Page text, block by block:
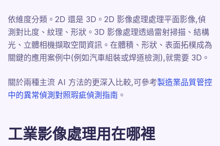
依維度分類。2D 還是 3D。2D 影像處理處理平面影像,偵
測對比度、紋理、形狀。3D 影像處理透過雷射掃描、結構
光、立體相機擷取空間資訊。在體積、形狀、表面拓樸成為
關鍵的應用案例中(例如汽車組裝或焊道檢測),就需要 3D。
關於兩種主流 AI 方法的更深入比較,可參考製造業品質管控
中的異常偵測對照瑕疵偵測指南 。
工業影像處理用在哪裡